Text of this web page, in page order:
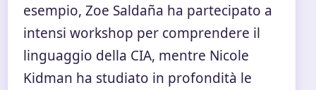
esempio, Zoe Saldaña ha partecipato a
intensi workshop per comprendere il
linguaggio della CIA, mentre Nicole
Kidman ha studiato in profondità le